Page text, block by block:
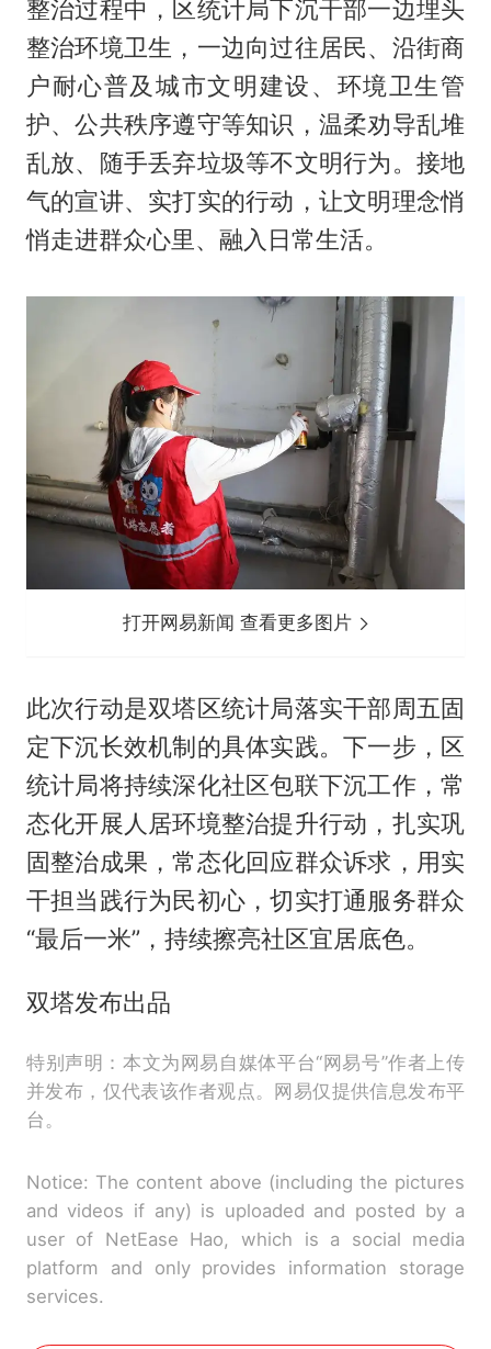
整治过程中，区统计局下沉干部一边埋头
整治环境卫生，一边向过往居民、沿街商
户耐心普及城市文明建设、环境卫生管
护、公共秩序遵守等知识，温柔劝导乱堆
乱放、随手丢弃垃圾等不文明行为。接地
气的宣讲、实打实的行动，让文明理念悄
悄走进群众心里、融入日常生活。
打开网易新闻 查看更多图片
此次行动是双塔区统计局落实干部周五固
定下沉长效机制的具体实践。下一步，区
统计局将持续深化社区包联下沉工作，常
态化开展人居环境整治提升行动，扎实巩
固整治成果，常态化回应群众诉求，用实
干担当践行为民初心，切实打通服务群众
“最后一米”，持续擦亮社区宜居底色。
双塔发布出品
特别声明：本文为网易自媒体平台“网易号”作者上传
并发布，仅代表该作者观点。网易仅提供信息发布平
台。
Notice: The content above (including the pictures
and videos if any) is uploaded and posted by a
user of NetEase Hao, which is a social media
platform and only provides information storage
services.